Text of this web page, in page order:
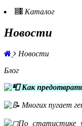
Каталог
Новости
Новости
Блог
Как
Многих пугает
По статистике